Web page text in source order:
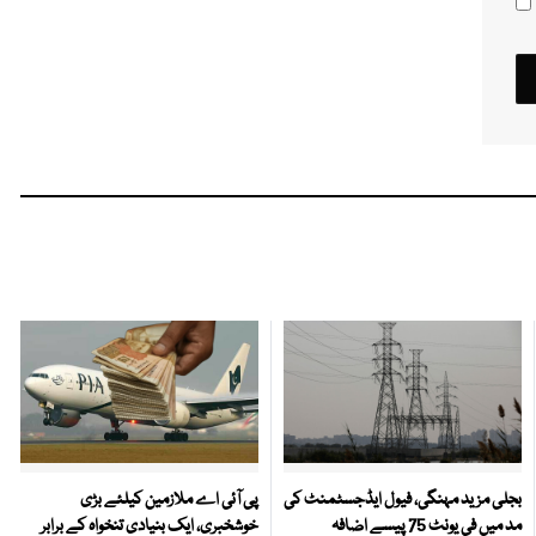
بجلی مزید مہنگی، فیول ایڈجسٹمنٹ کی
مد میں فی یونٹ 75 پیسے اضافہ
پی آئی اے ملازمین کیلئے بڑی
خوشخبری، ایک بنیادی تنخواہ کے برابر